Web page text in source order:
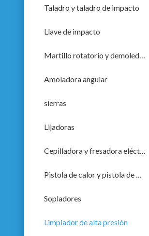
Taladro y taladro de impacto
Llave de impacto
Martillo rotatorio y demoledor
Amoladora angular
sierras
Lijadoras
Cepilladora y fresadora eléctrica
Pistola de calor y pistola de pulverización
Sopladores
Limpiador de alta presión